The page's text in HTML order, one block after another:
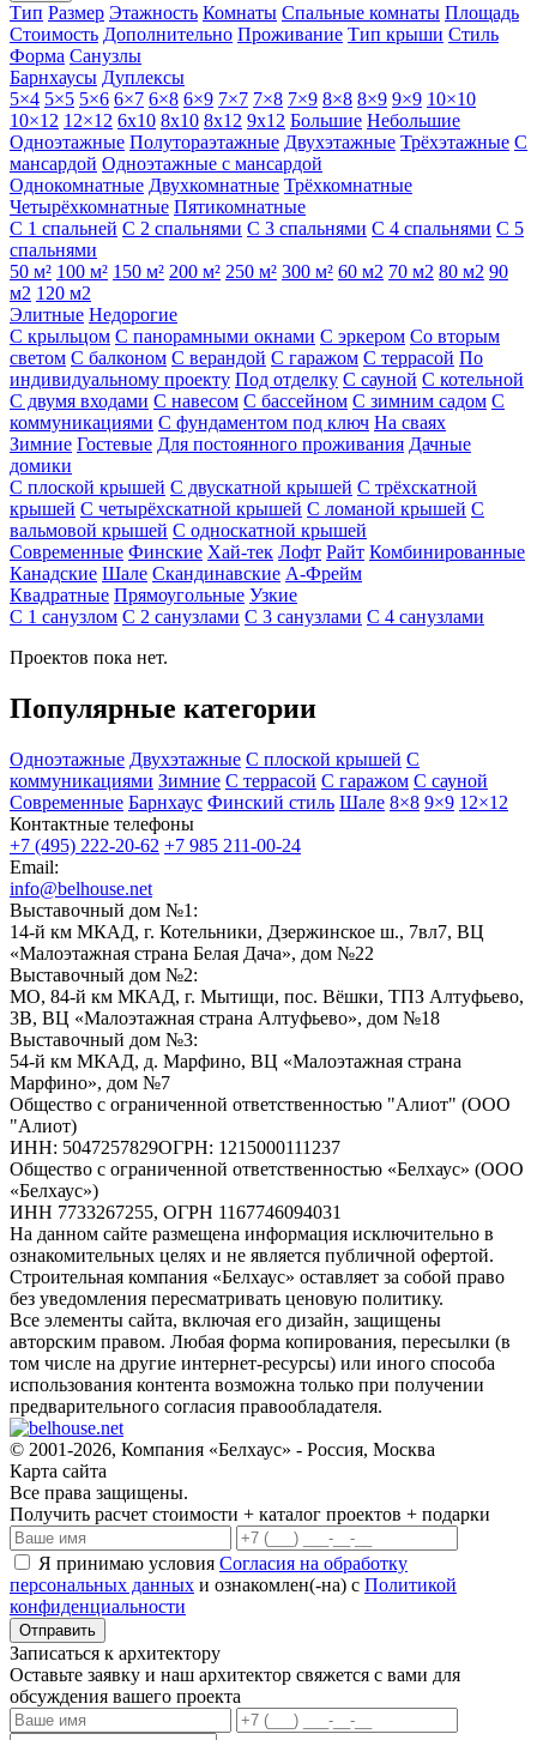
Тип Размер Этажность Комнаты Спальные комнаты Площадь
Стоимость Дополнительно Проживание Тип крыши Стиль
Форма Санузлы
Барнхаусы Дуплексы
5×4 5×5 5×6 6×7 6×8 6×9 7×7 7×8 7×9 8×8 8×9 9×9 10×10
10×12 12×12 6х10 8х10 8х12 9х12 Большие Небольшие
Одноэтажные Полутораэтажные Двухэтажные Трёхэтажные С
мансардой Одноэтажные с мансардой
Однокомнатные Двухкомнатные Трёхкомнатные
Четырёхкомнатные Пятикомнатные
С 1 спальней С 2 спальнями С 3 спальнями С 4 спальнями С 5
спальнями
50 м² 100 м² 150 м² 200 м² 250 м² 300 м² 60 м2 70 м2 80 м2 90
м2 120 м2
Элитные Недорогие
С крыльцом С панорамными окнами С эркером Со вторым
светом С балконом С верандой С гаражом С террасой По
индивидуальному проекту Под отделку С сауной С котельной
С двумя входами С навесом С бассейном С зимним садом С
коммуникациями С фундаментом под ключ На сваях
Зимние Гостевые Для постоянного проживания Дачные
домики
С плоской крышей С двускатной крышей С трёхскатной
крышей С четырёхскатной крышей С ломаной крышей С
вальмовой крышей С односкатной крышей
Современные Финские Хай-тек Лофт Райт Комбинированные
Канадские Шале Скандинавские А-Фрейм
Квадратные Прямоугольные Узкие
С 1 санузлом С 2 санузлами С 3 санузлами С 4 санузлами
Проектов пока нет.
Популярные категории
Одноэтажные Двухэтажные С плоской крышей С
коммуникациями Зимние С террасой С гаражом С сауной
Современные Барнхаус Финский стиль Шале 8×8 9×9 12×12
Контактные телефоны
+7 (495) 222-20-62 +7 985 211-00-24
Email:
info@belhouse.net
Выставочный дом №1:
14-й км МКАД, г. Котельники, Дзержинское ш., 7вл7, ВЦ
«Малоэтажная страна Белая Дача», дом №22
Выставочный дом №2:
МО, 84-й км МКАД, г. Мытищи, пос. Вёшки, ТПЗ Алтуфьево,
3В, ВЦ «Малоэтажная страна Алтуфьево», дом №18
Выставочный дом №3:
54-й км МКАД, д. Марфино, ВЦ «Малоэтажная страна
Марфино», дом №7
Общество с ограниченной ответственностью "Алиот" (ООО
"Алиот)
ИНН: 5047257829ОГРН: 1215000111237
Общество с ограниченной ответственностью «Белхаус» (ООО
«Белхаус»)
ИНН 7733267255, ОГРН 1167746094031
На данном сайте размещена информация исключительно в
ознакомительных целях и не является публичной офертой.
Строительная компания «Белхаус» оставляет за собой право
без уведомления пересматривать ценовую политику.
Все элементы сайта, включая его дизайн, защищены
авторским правом. Любая форма копирования, пересылки (в
том числе на другие интернет-ресурсы) или иного способа
использования контента возможна только при получении
предварительного согласия правообладателя.
© 2001-2026, Компания «Белхаус» - Россия, Москва
Карта сайта
Все права защищены.
Получить расчет стоимости + каталог проектов + подарки
Я принимаю условия Согласия на обработку
персональных данных и ознакомлен(-на) с Политикой
конфиденциальности
Записаться к архитектору
Оставьте заявку и наш архитектор свяжется с вами для
обсуждения вашего проекта